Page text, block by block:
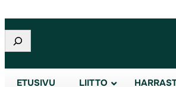
sisältöön
Etsi
ETUSIVU LIITTO